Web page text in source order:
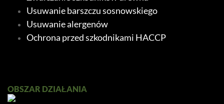
OBSZAR DZIAŁANIA
Usuwanie barszczu sosnowskiego
Usuwanie alergenów
Ochrona przed szkodnikami HACCP